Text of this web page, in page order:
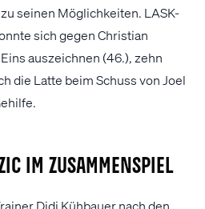
seinen Möglichkeiten. LASK-
sich gegen Christian
auszeichnen (46.), zehn
die Latte beim Schuss von Joel
im Zusammenspiel
Didi Kühbauer nach den